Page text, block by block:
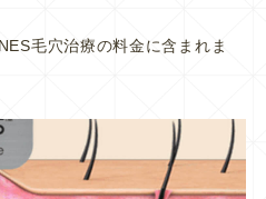
毛穴治療の料金に含まれま